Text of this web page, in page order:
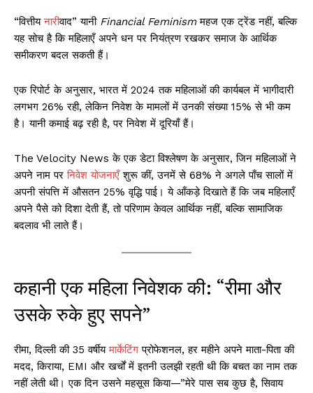
“वित्तीयनारीवाद” यानी Financial Feminismमहज एक ट्रेंड नहीं, बल्कि
यह सोच है कि महिलाएँ अपने धन पर नियंत्रण रखकर समाज के आर्थिक
समीकरण बदल सकती हैं।
एक रिपोर्ट के अनुसार, भारत में 2024 तक महिलाओं की कार्यबल में भागीदारी
लगभग 26% रही, लेकिन निवेश के मामलों में उनकी संख्या 15% से भी कम
है। यानी कमाई बढ़ रही है, पर निवेश में दूरियाँ हैं।
The Velocity News के एक डेटा विश्लेषण के अनुसार, जिन महिलाओं ने
अपने नाम परनिवेश योजनाएँशुरू कीं, उनमें से 68% ने अगले पाँच सालों में
अपनी संपत्ति में औसतन 25% वृद्धि पाई। ये आँकड़े दिखाते हैं कि जब महिलाएँ
अपने पैसे को दिशा देती हैं, तो परिणाम केवल आर्थिक नहीं, बल्कि सामाजिक
बदलाव भी लाते हैं।
कहानी एक महिला निवेशक की: “रीमा और
उसके रुके हुए सपने”
रीमा, दिल्ली की 35 वर्षीयमार्केटिंग प्रोफेशनल, हर महीने अपने माता-पिता की
मदद, किराया, EMI और खर्चों में इतनी उलझी रहती थी कि बचत का नाम तक
नहीं लेती थी। एक दिन उसने महसूस किया—”मेरे पास सब कुछ है, सिवाय